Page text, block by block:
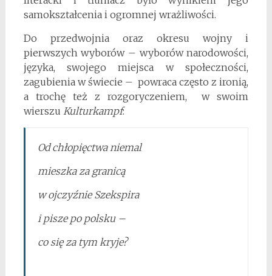
samokształcenia i ogromnej wrażliwości.
Do przedwojnia oraz okresu wojny i
pierwszych wyborów – wyborów narodowości,
języka, swojego miejsca w społeczności,
zagubienia w świecie – powraca często z ironią,
a trochę też z rozgoryczeniem, w swoim
wierszu Kulturkampf:
Od chłopięctwa niemal
mieszka za granicą
w ojczyźnie Szekspira
i pisze po polsku –
co się za tym kryje?